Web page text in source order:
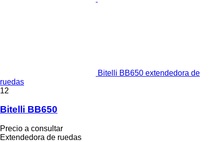
Bitelli BB650 extendedora de
ruedas
12
Bitelli BB650
Precio a consultar
Extendedora de ruedas